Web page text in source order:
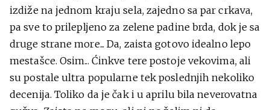
izdiže na jednom kraju sela, zajedno sa par crkava,
pa sve to prilepljeno za zelene padine brda, dok je sa
druge strane more... Da, zaista gotovo idealno lepo
mestašce. Osim... Ćinkve tere postoje vekovima, ali
su postale ultra popularne tek poslednjih nekoliko
decenija. Toliko da je čak i u aprilu bila neverovatna